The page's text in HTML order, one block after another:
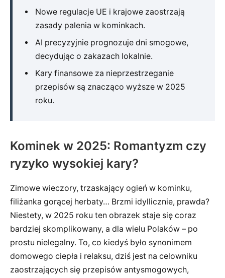
Nowe regulacje UE i krajowe zaostrzają
zasady palenia w kominkach.
AI precyzyjnie prognozuje dni smogowe,
decydując o zakazach lokalnie.
Kary finansowe za nieprzestrzeganie
przepisów są znacząco wyższe w 2025
roku.
Kominek w 2025: Romantyzm czy
ryzyko wysokiej kary?
Zimowe wieczory, trzaskający ogień w kominku,
filiżanka gorącej herbaty… Brzmi idyllicznie, prawda?
Niestety, w 2025 roku ten obrazek staje się coraz
bardziej skomplikowany, a dla wielu Polaków – po
prostu nielegalny. To, co kiedyś było synonimem
domowego ciepła i relaksu, dziś jest na celowniku
zaostrzających się przepisów antysmogowych,